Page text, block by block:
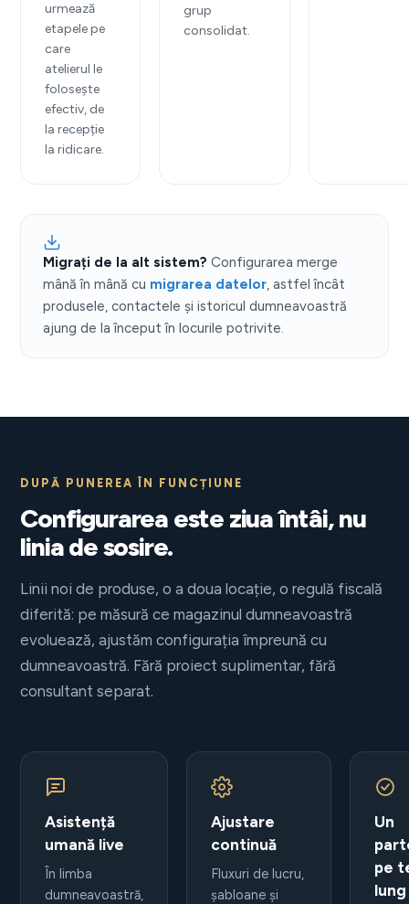
urmează
etapele pe
care
atelierul le
folosește
efectiv, de
la recepție
la ridicare.
grup
consolidat.
Migrați de la alt sistem? Configurarea merge
mână în mână cu migrarea datelor, astfel încât
produsele, contactele și istoricul dumneavoastră
ajung de la început în locurile potrivite.
DUPĂ PUNEREA ÎN FUNCȚIUNE
Configurarea este ziua întâi, nu
linia de sosire.
Linii noi de produse, o a doua locație, o regulă fiscală
diferită: pe măsură ce magazinul dumneavoastră
evoluează, ajustăm configurația împreună cu
dumneavoastră. Fără proiect suplimentar, fără
consultant separat.
Asistență
umană live
În limba
dumneavoastră,
Ajustare
continuă
Fluxuri de lucru,
șabloane și
Un
pe
lung